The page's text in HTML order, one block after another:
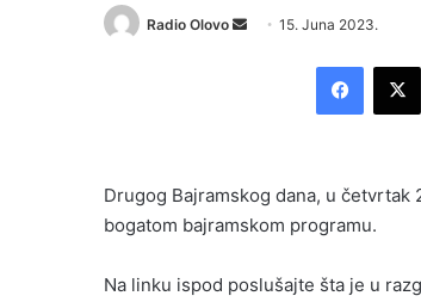
Radio Olovo
Send15. Juna 2023.
X
Drugog Bajramskog dana, u
bogatom bajramskom programu.
Na linku ispod poslušajte šta je u